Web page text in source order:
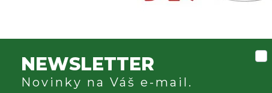
NEWSLETTER
Novinky na Váš e-mail.